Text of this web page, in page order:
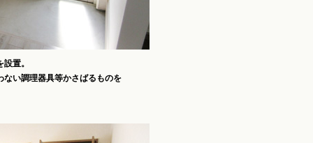
置。
ない調理器具等かさばるものを